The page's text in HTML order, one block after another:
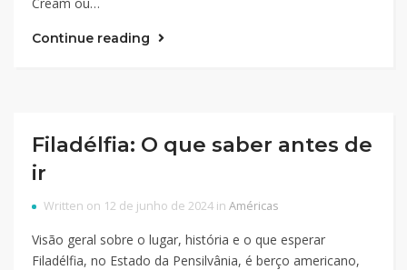
Continue reading
Filadélfia: O que saber antes de
ir
Written on 12 de junho de 2024 in Américas
Visão geral sobre o lugar, história e o que esperar
Filadélfia, no Estado da Pensilvânia, é berço americano,